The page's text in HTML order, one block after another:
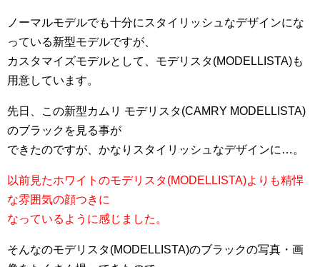
ノーマルモデルでも十分にスタイリッシュなデザインにな
っている新型モデルですが、
カスタマイズモデルとして、モデリスタ(MODELLISTA)も
用意しています。
先日、この新型カムリ モデリスタ(CAMRY MODELLISTA)
のブラックを見る事が
できたのですが、かなりスタイリッシュなデザインに…。
以前見たホワイトのモデリスタ(MODELLISTA)よりも精悍
な雰囲気の顔つきに
なっているように感じました。
そんなのモデリスタ(MODELLISTA)のブラックの写真・画